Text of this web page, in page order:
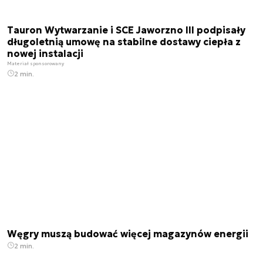
Tauron Wytwarzanie i SCE Jaworzno III podpisały
długoletnią umowę na stabilne dostawy ciepła z
nowej instalacji
Materiał sponsorowany
2 min.
Węgry muszą budować więcej magazynów energii
2 min.